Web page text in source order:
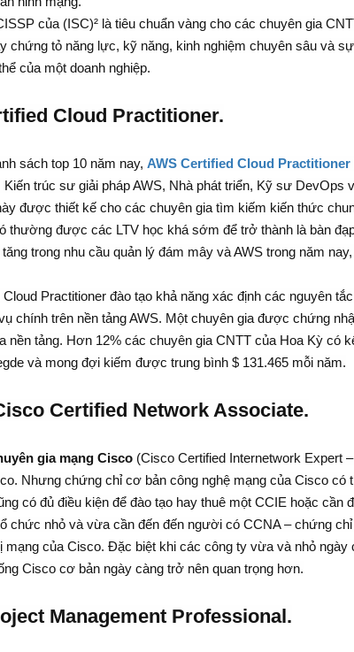
của (ISC)² là tiêu chuẩn vàng cho các chuyên gia
chứng tỏ năng lực, kỹ năng, kinh nghiệm chuyên sâu và
của một doanh nghiệp.
Cloud Practitioner.
sách top 10 năm nay, AWS Certified Cloud Practitioner
Kiến trúc sư giải pháp AWS, Nhà phát triển, Kỹ sư DevOps
được thiết kế cho các chuyên gia tìm kiếm kiến thức
thường được các LTV học khá sớm để trở thành là bàn
trong nhu cầu quản lý đám mây và AWS trong năm
Cloud Practitioner đào tạo khả năng xác định các nguyên
chính trên nền tảng AWS. Một chuyên gia được chứng
nền tảng. Hơn 12% các chuyên gia CNTT của Hoa Kỳ có
và mong đợi kiếm được trung bình $ 131.465 mỗi năm.
Certified Network Associate.
gia mạng Cisco (Cisco Certified Internetwork Expert
Nhưng chứng chỉ cơ bản công nghệ mạng của Cisco
có đủ điều kiện để đào tạo hay thuê một CCIE hoặc cần
chức nhỏ và vừa cần đến đến người có CCNA – chứng
mạng của Cisco. Đặc biệt khi các công ty vừa và nhỏ
Cisco cơ bản ngày càng trở nên quan trọng hơn.
Management Professional.